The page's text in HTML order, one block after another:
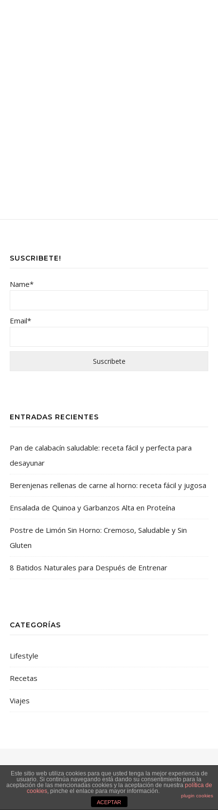
SUSCRIBETE!
Name*
Email*
ENTRADAS RECIENTES
Pan de calabacín saludable: receta fácil y perfecta para
desayunar
Berenjenas rellenas de carne al horno: receta fácil y jugosa
Ensalada de Quinoa y Garbanzos Alta en Proteína
Postre de Limón Sin Horno: Cremoso, Saludable y Sin
Gluten
8 Batidos Naturales para Después de Entrenar
CATEGORÍAS
Lifestyle
Recetas
Viajes
Bard Tema deWP Royal.
Este sitio web utiliza cookies para que usted tenga la mejor experiencia de
usuario. Si continúa navegando está dando su consentimiento para la
aceptación de las mencionadas cookies y la aceptación de nuestra política de
cookies, pinche el enlace para mayor información.
plugin cookies
ACEPTAR